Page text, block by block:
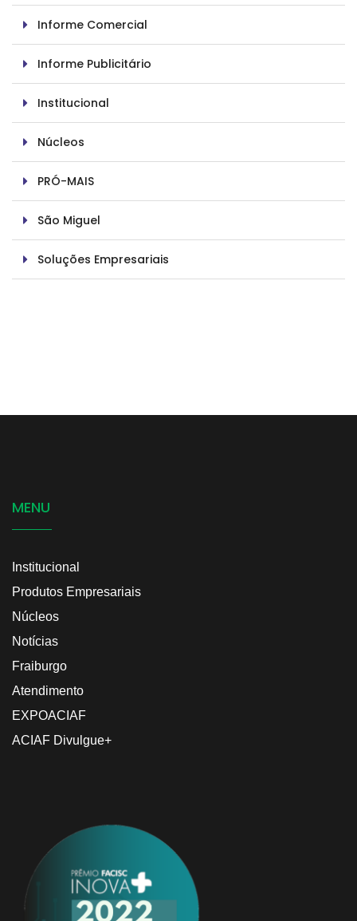
Informe Comercial
Informe Publicitário
Institucional
Núcleos
PRÓ-MAIS
São Miguel
Soluções Empresariais
MENU
Institucional
Produtos Empresariais
Núcleos
Notícias
Fraiburgo
Atendimento
EXPOACIAF
ACIAF Divulgue+